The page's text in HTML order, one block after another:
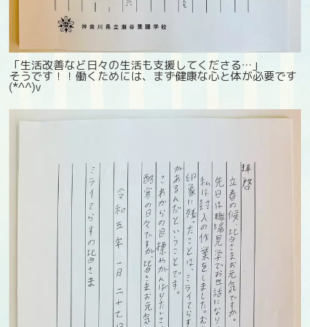
「生活改善など日々の生活も支援してくださる…」
そうです！！働くためには、まず健康な心と体が必要です
(*^^)v